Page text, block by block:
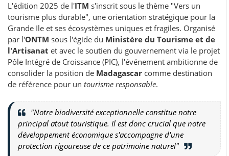
L'édition 2025 de l'ITM s'inscrit sous le thème "Vers un
tourisme plus durable", une orientation stratégique pour la
Grande Ile et ses écosystèmes uniques et fragiles. Organisé
par l'ONTM sous l'égide du Ministère du Tourisme et de
l'Artisanat et avec le soutien du gouvernement via le projet
Pôle Intégré de Croissance (PIC), l'événement ambitionne de
consolider la position de Madagascar comme destination
de référence pour un tourisme responsable.
"Notre biodiversité exceptionnelle constitue notre
principal atout touristique. Il est donc crucial que notre
développement économique s'accompagne d'une
protection rigoureuse de ce patrimoine naturel"